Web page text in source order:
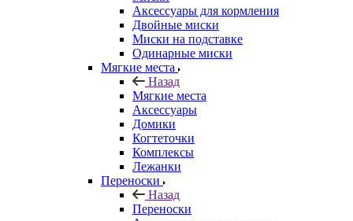
Аксессуары для кормления
Двойные миски
Миски на подставке
Одинарные миски
Мягкие места
Назад
Мягкие места
Аксессуары
Домики
Когтеточки
Комплексы
Лежанки
Переноски
Назад
Переноски